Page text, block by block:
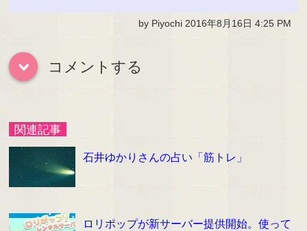
by Piyochi 2016年8月16日 4:25 PM
down コメントする
関連記事
石井ゆかりさんの占い「筋トレ」
ロリポップが新サーバー提供開始。使って